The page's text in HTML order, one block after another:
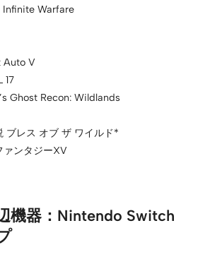
Infinite Warfare
Auto V
17
Ghost Recon: Wildlands
ブレス オブ ザ ワイルド*
ァンタジーXV
機器：Nintendo Switch